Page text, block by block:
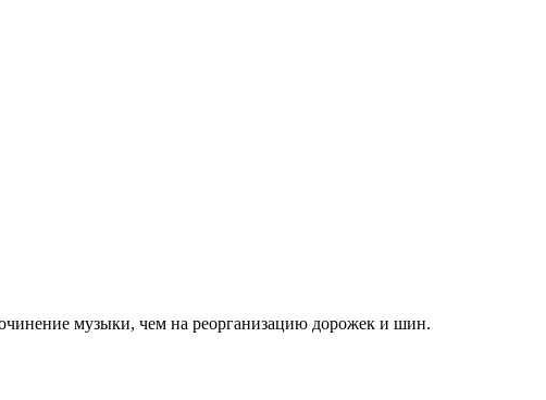
музыки, чем на реорганизацию дорожек и шин.